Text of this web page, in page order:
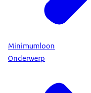
Minimumloon
Onderwerp